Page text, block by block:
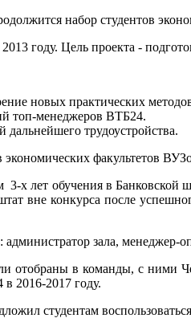
набор студентов
году. Цель проекта -
новых практических
топ-менеджеров ВТБ24.
трудоустройства.
факультетов
3-х лет обучения в
вне конкурса после
зала, менеджер-
отобраны в команды, с ними
2016-2017 году.
студентам